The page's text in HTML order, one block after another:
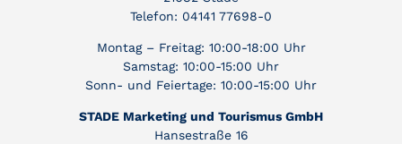
Telefon: 04141 77698-0
Montag – Freitag: 10:00-18:00 Uhr
Samstag: 10:00-15:00 Uhr
Sonn- und Feiertage: 10:00-15:00 Uhr
STADE Marketing und Tourismus GmbH
Hansestraße 16